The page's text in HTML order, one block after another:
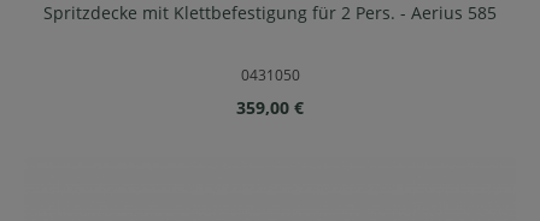
Spritzdecke mit Klettbefestigung für 2 Pers. - Aerius 585
0431050
Regulärer Preis:
359,00 €